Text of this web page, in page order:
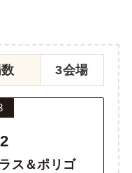
3会場
2
ス＆ポリゴ